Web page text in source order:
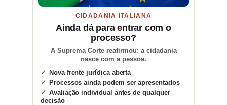
CIDADANIA ITALIANA
Ainda dá para entrar com o
processo?
A Suprema Corte reafirmou: a cidadania
nasce com a pessoa.
Nova frente jurídica aberta
Processos ainda podem ser apresentados
Avaliação individual antes de qualquer
decisão